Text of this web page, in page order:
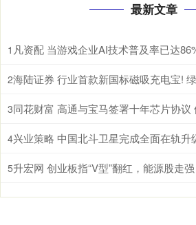
最新文章
1 凡资配 当游戏企业AI技术普及率已达
2
3
4兴业策略 中国北斗卫星完成全面在轨升
5升宏网 创业板指“V型”翻红，能源股走强